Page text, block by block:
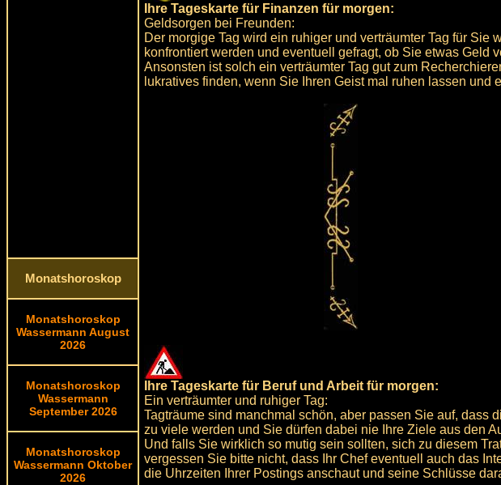
Monatshoroskop
Monatshoroskop
Wassermann August
2026
Monatshoroskop
Wassermann
September 2026
Monatshoroskop
Wassermann Oktober
2026
Ihre Tageskarte für Finanzen für morgen:
Geldsorgen bei Freunden:
Der morgige Tag wird ein ruhiger und verträumter Tag für
konfrontiert werden und eventuell gefragt, ob Sie etwas Geld
Ansonsten ist solch ein verträumter Tag gut zum
lukratives finden, wenn Sie Ihren Geist mal ruhen lassen und
Ihre Tageskarte für Beruf und Arbeit für morgen:
Ein verträumter und ruhiger Tag:
Tagträume sind manchmal schön, aber passen Sie auf, dass
zu viele werden und Sie dürfen dabei nie Ihre Ziele aus den
Und falls Sie wirklich so mutig sein sollten, sich zu diesem
vergessen Sie bitte nicht, dass Ihr Chef eventuell auch das
die Uhrzeiten Ihrer Postings anschaut und seine Schlüsse